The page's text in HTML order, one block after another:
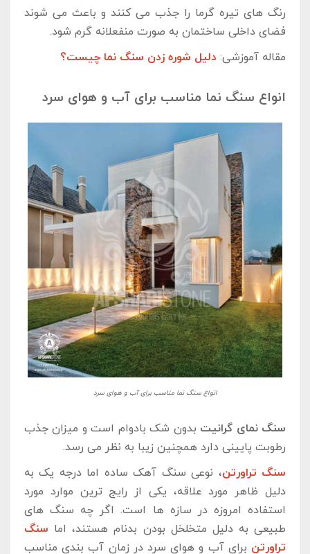
رنگ‌ های تیره گرما را جذب می ‌کنند و باعث می‌ شوند
فضای داخلی ساختمان به صورت منفعلانه گرم شود.
مقاله آموزشی: دلیل شوره زدن سنگ نما چیست؟
انواع سنگ نما مناسب برای آب و هوای سرد
انواع سنگ نما مناسب برای آب و هوای سرد
سنگ نمای گرانیت بدون شک بادوام است و میزان جذب
رطوبت پایینی دارد همچنین زیبا به نظر می ‌رسد.
سنگ تراورتن، نوعی سنگ آهک ساده اما درجه یک به
دلیل ظاهر مورد علاقه، یکی از رایج‌ ترین موارد مورد
استفاده امروزه در سازه ‌ها است. اگر چه سنگ‌ های
طبیعی به دلیل متخلخل بودن بدنام هستند، اما سنگ
تراورتن برای آب‌ و هوای سرد در زمان آب‌ بندی مناسب